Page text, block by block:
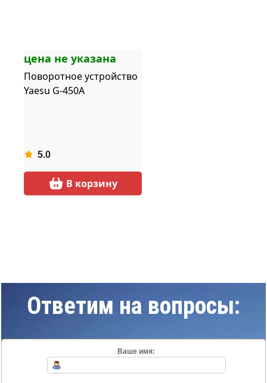
цена не указана
Поворотное устройство
Yaesu G-450A
5.0
В корзину
Ответим на вопросы:
Ваше имя: